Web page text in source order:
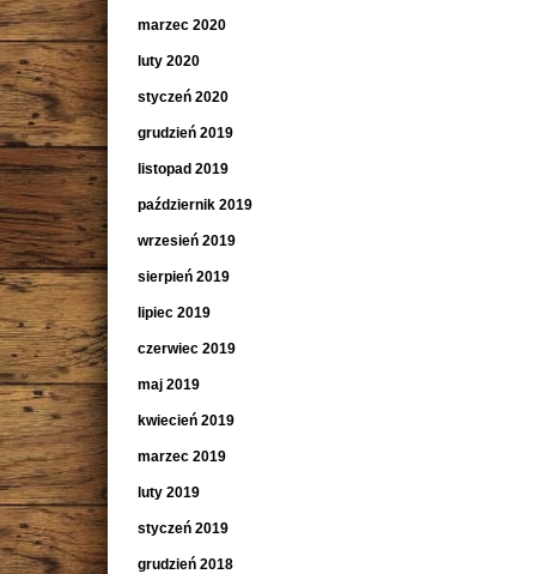
marzec 2020
luty 2020
styczeń 2020
grudzień 2019
listopad 2019
październik 2019
wrzesień 2019
sierpień 2019
lipiec 2019
czerwiec 2019
maj 2019
kwiecień 2019
marzec 2019
luty 2019
styczeń 2019
grudzień 2018